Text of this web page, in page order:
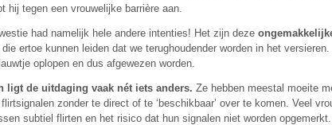
hij tegen een vrouwelijke barrière aan.
had namelijk hele andere intenties! Het zijn deze
die ertoe kunnen leiden dat we terughoudender worden in het versieren.
oplopen en dus afgewezen worden.
ligt de uitdaging vaak nét iets anders. Ze hebben meestal moeite
zonder te direct of te ‘beschikbaar’ over te komen. Veel
subtiel flirten en het risico dat hun signalen niet worden